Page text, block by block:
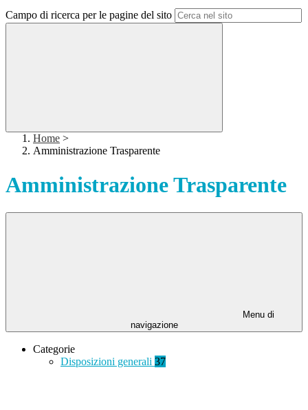
Campo di ricerca per le pagine del sito
Home >
Amministrazione Trasparente
Amministrazione Trasparente
Menu di
navigazione
Categorie
Disposizioni generali 37